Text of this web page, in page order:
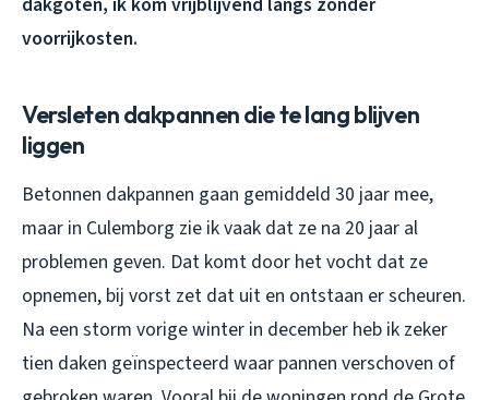
voorrijkosten.
Versleten dakpannen die te lang blijven
liggen
Betonnen dakpannen gaan gemiddeld 30 jaar mee,
maar in Culemborg zie ik vaak dat ze na 20 jaar al
problemen geven. Dat komt door het vocht dat ze
opnemen, bij vorst zet dat uit en ontstaan er scheuren.
Na een storm vorige winter in december heb ik zeker
tien daken geïnspecteerd waar pannen verschoven of